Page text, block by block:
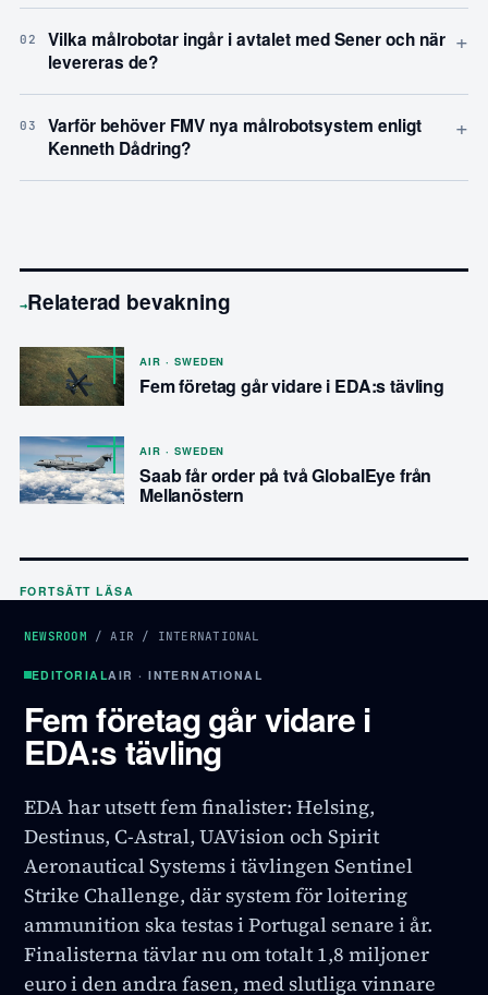
02
Vilka målrobotar ingår i avtalet med Sener och när
levereras de?
+
03
Varför behöver FMV nya målrobotsystem enligt
Kenneth Dådring?
+
→Relaterad bevakning
AIR · SWEDEN
Fem företag går vidare i EDA:s tävling
AIR · SWEDEN
Saab får order på två GlobalEye från
Mellanöstern
FORTSÄTT LÄSA
NEWSROOM /AIR / INTERNATIONAL
EDITORIALAIR · INTERNATIONAL
Fem företag går vidare i
EDA:s tävling
EDA har utsett fem finalister: Helsing,
Destinus, C-Astral, UAVision och Spirit
Aeronautical Systems i tävlingen Sentinel
Strike Challenge, där system för loitering
ammunition ska testas i Portugal senare i år.
Finalisterna tävlar nu om totalt 1,8 miljoner
euro i den andra fasen, med slutliga vinnare